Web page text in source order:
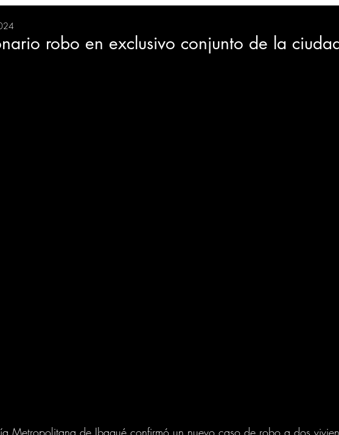
EVENTOS
robo en exclusivo conjunto de la ciudad
Metropolitana de Ibagué confirmó un nuevo caso de robo a dos